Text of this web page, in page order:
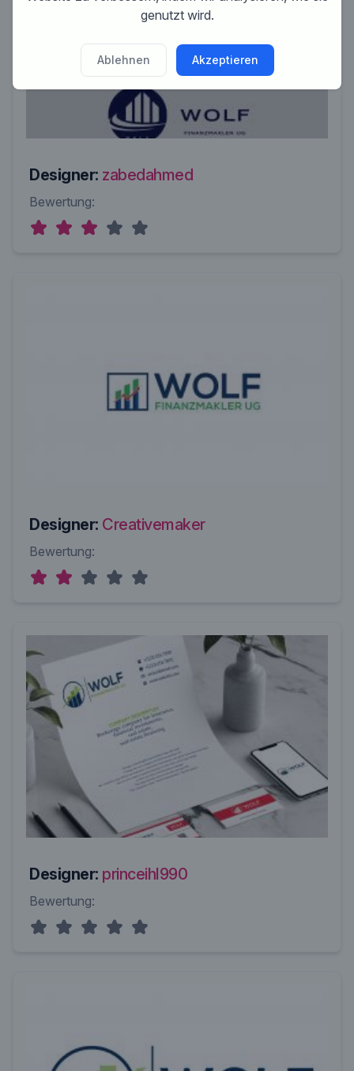
Designer: zabedahmed
Bewertung:
Designer: Creativemaker
Bewertung:
Designer: princeihl990
Bewertung:
genutzt wird.
Ablehnen Akzeptieren